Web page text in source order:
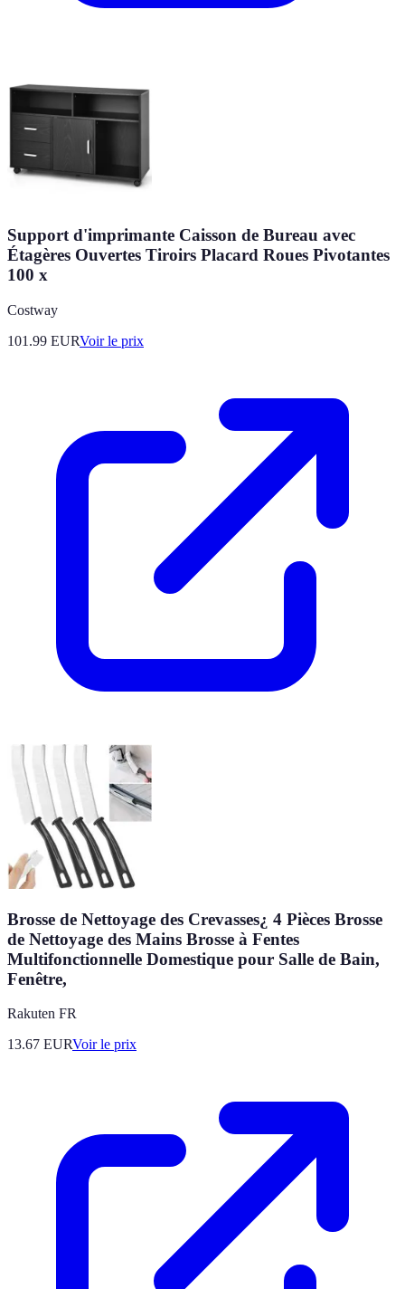
Support d'imprimante Caisson de Bureau avec
Étagères Ouvertes Tiroirs Placard Roues Pivotantes
100 x
Costway
101.99 EURVoir le prix
Brosse de Nettoyage des Crevasses¿ 4 Pièces Brosse
de Nettoyage des Mains Brosse à Fentes
Multifonctionnelle Domestique pour Salle de Bain,
Fenêtre,
Rakuten FR
13.67 EURVoir le prix